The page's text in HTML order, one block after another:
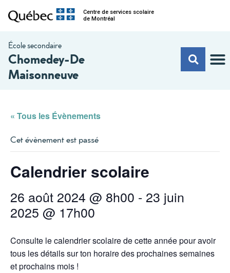
Centre de services scolaire
de Montréal
École secondaire
Chomedey-De
Maisonneuve
« Tous les Évènements
Cet évènement est passé
Calendrier scolaire
26 août 2024 @ 8h00 - 23 juin
2025 @ 17h00
Consulte le calendrier scolaire de cette année pour avoir
tous les détails sur ton horaire des prochaines semaines
et prochains mois !